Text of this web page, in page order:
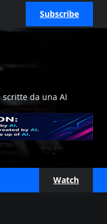
Subscribe
da una AI
Watch